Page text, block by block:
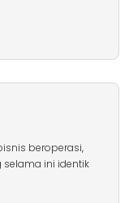
beroperasi,
ini identik